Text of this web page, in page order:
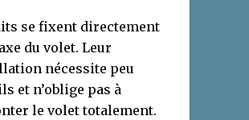
se fixent directement
du volet. Leur
nécessite peu
et n’oblige pas à
le volet totalement.